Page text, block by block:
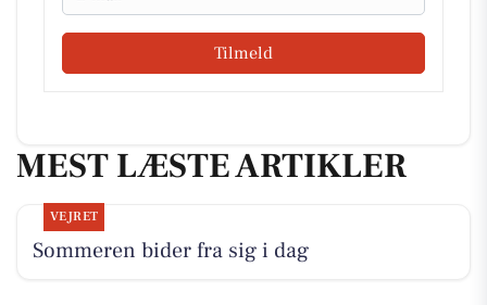
Tilmeld
MEST LÆSTE ARTIKLER
VEJRET
Sommeren bider fra sig i dag